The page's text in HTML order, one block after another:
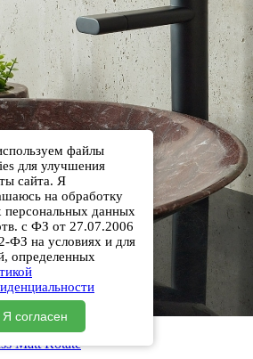
Matt Rotate
файлы
для улучшения
сайта. Я
на обработку
персональных данных
с ФЗ от 27.07.2006
ФЗ на условиях и для
определенных
Я согласен